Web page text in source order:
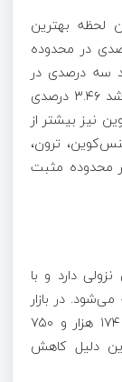
لحظه بهترین
ثبت کرده و با رشد نزدیک به ۶ درصدی در محدوده
سه درصدی در
محدوده ۱.۱۳ دلار معامله می‌شود و استلار با رشد ۳.۴۶ درصدی
نیز بیشتر از
ترون،
محدوده مثبت
نزولی دارد و با
می‌شود. در بازار
داخلی هم قیمت این استیبل‌کوین به حدود ۱۷۴ هزار و ۷۵۰
دلیل کاهش